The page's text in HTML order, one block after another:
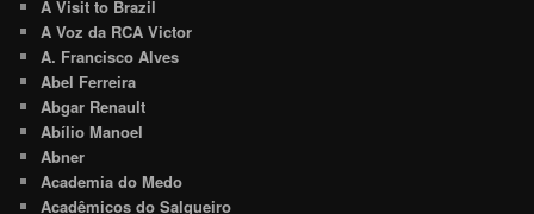
A Visit to Brazil
A Voz da RCA Victor
A. Francisco Alves
Abel Ferreira
Abgar Renault
Abílio Manoel
Abner
Academia do Medo
Acadêmicos do Salgueiro